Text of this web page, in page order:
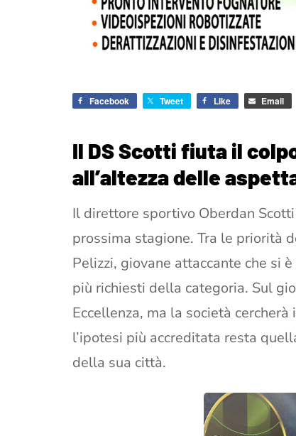
Facebook Tweet Like Email
Il DS Scotti fiuta il
all’altezza delle
Il direttore sportivo Oberdan
prossima stagione. Tra le priorità
Pelizzi, giovane attaccante che si
più richiesti della categoria. Sul
Eccellenza, ma la società
l’ipotesi più accreditata resta
della sua città.